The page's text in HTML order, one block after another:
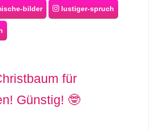
bilder lustiger-spruch
für
Günstig! 🤓